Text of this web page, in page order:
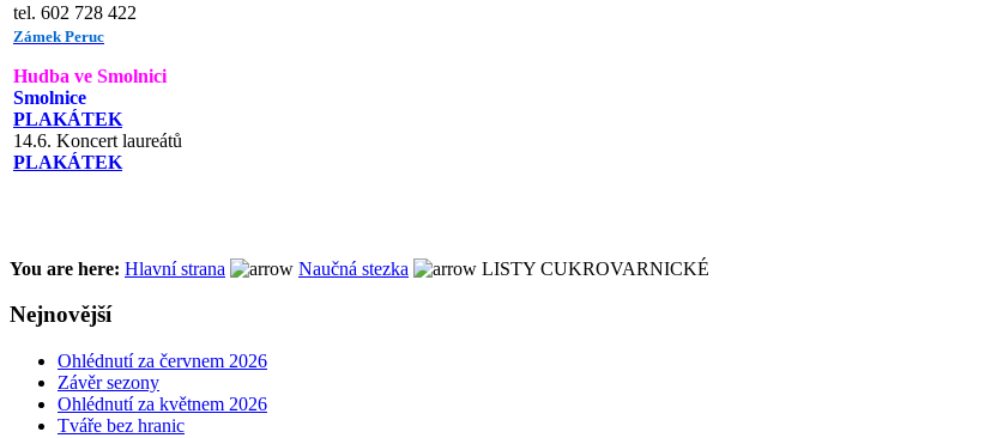
tel. 602 728 422
Zámek Peruc
Hudba ve Smolnici
Smolnice
PLAKÁTEK
14.6. Koncert laureátů
PLAKÁTEK
You are here: Hlavní strana Naučná stezka LISTY CUKROVARNICKÉ
Nejnovější
Ohlédnutí za červnem 2026
Závěr sezony
Ohlédnutí za květnem 2026
Tváře bez hranic